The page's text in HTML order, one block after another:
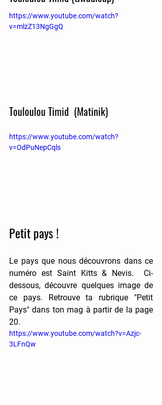
https://www.youtube.com/watch?
v=mlzZ13NgGgQ
Touloulou Timid  (Matinik)
https://www.youtube.com/watch?
v=OdPuNepCqls
Petit pays !
Le pays que nous découvrons dans ce
numéro est Saint Kitts & Nevis.  Ci-
dessous, découvre quelques image de
ce pays.
Retrouve ta rubrique "Petit
Pays" dans ton mag à partir de la page
20.
https://www.youtube.com/watch?v=Azjc-
3LFnQw